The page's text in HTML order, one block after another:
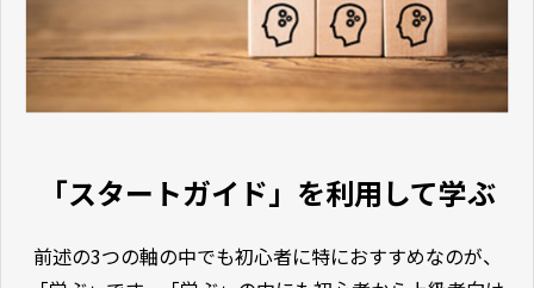
「スタートガイド」を利用して学ぶ
前述の3つの軸の中でも初心者に特におすすめなのが、